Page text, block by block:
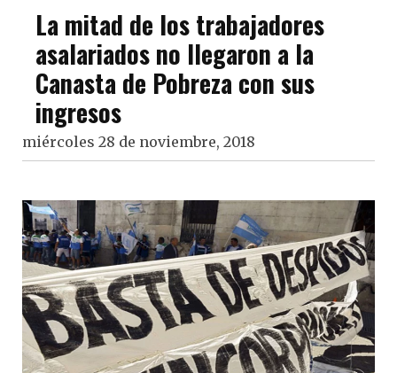
La mitad de los trabajadores
asalariados no llegaron a la
Canasta de Pobreza con sus
ingresos
miércoles 28 de noviembre, 2018